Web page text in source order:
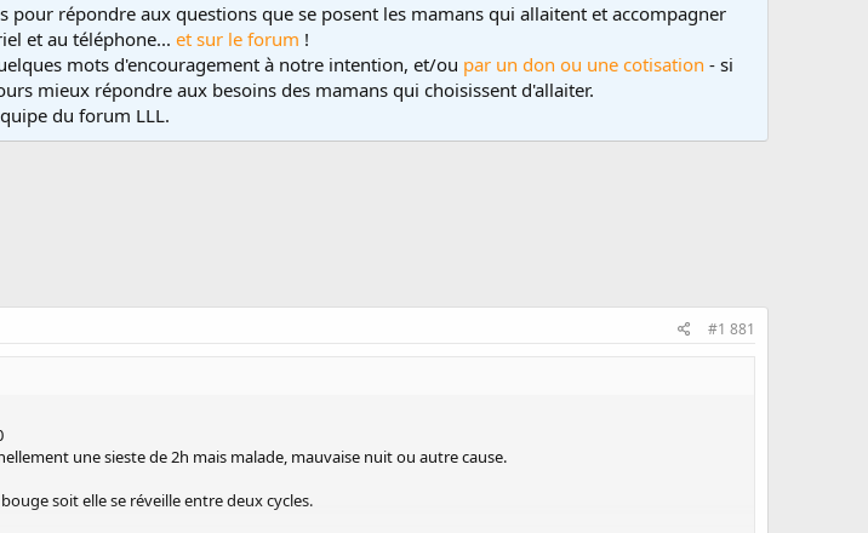
répondre aux questions que se posent les mamans qui allaitent et accompagner
et au téléphone... et sur le forum !
mots d'encouragement à notre intention, et/ou par un don ou une cotisation - si
mieux répondre aux besoins des mamans qui choisissent d'allaiter.
du forum LLL.
#1 881
une sieste de 2h mais malade, mauvaise nuit ou autre cause.
soit elle se réveille entre deux cycles.